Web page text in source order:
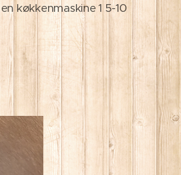
køkkenmaskine 1 5-10